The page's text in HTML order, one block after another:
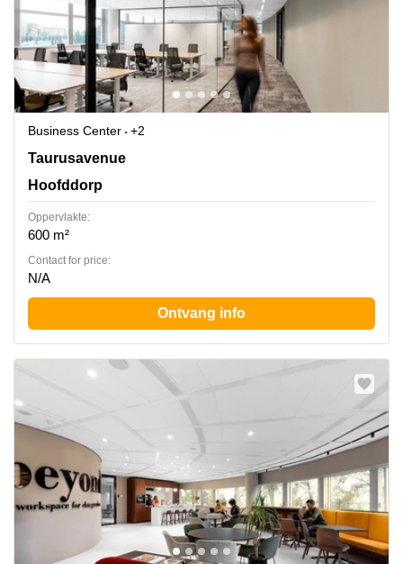
Business Center
+2
Taurusavenue 3, Hoofddorp
Taurusavenue
Hoofddorp
Oppervlakte:
600 m²
Contact for price:
N/A
Ontvang info